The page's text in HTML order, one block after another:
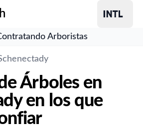
Arboristas
Árboles en
en los que